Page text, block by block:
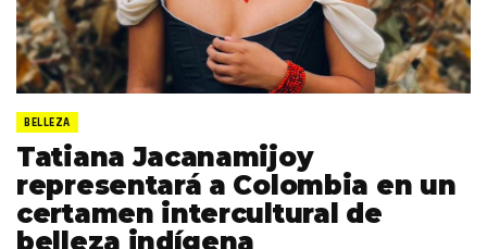
BELLEZA
Tatiana Jacanamijoy
representará a Colombia en un
certamen intercultural de
belleza indígena